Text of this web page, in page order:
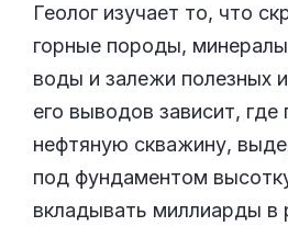
Геолог изучает то, что
горные породы,
воды и залежи полезных
его выводов зависит, где
нефтяную скважину,
под фундаментом
вкладывать миллиарды в